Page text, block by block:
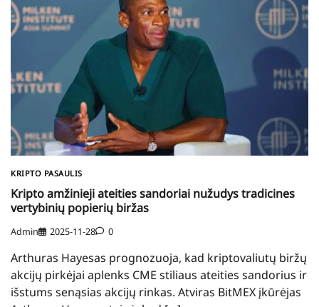
KRIPTO PASAULIS
Kripto amžinieji ateities sandoriai nužudys tradicines
vertybinių popierių biržas
Admin 2025-11-28 0
Arthuras Hayesas prognozuoja, kad kriptovaliutų biržų
akcijų pirkėjai aplenks CME stiliaus ateities sandorius ir
išstums senąsias akcijų rinkas. Atviras BitMEX įkūrėjas